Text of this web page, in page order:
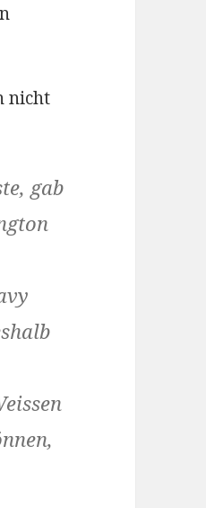
nicht
gab